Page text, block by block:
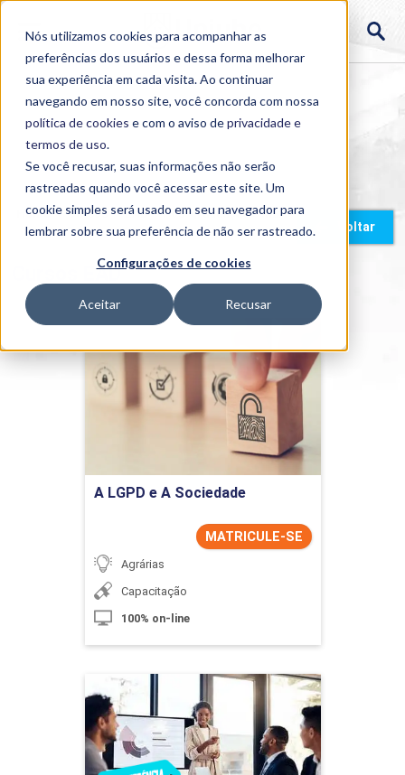
Nós utilizamos cookies para acompanhar as
preferências dos usuários e dessa forma melhorar
sua experiência em cada visita. Ao continuar
navegando em nosso site, você concorda com nossa
política de cookies e com o aviso deprivacidade e
termos de uso.
Se você recusar, suas informações não serão
rastreadas quando você acessar este site. Um
cookie simples será usado em seu navegador para
lembrar sobre sua preferência de não ser rastreado.
Configurações de cookies
Aceitar Recusar
Home > Cursos > EAD >Pós-graduação e MBA
Voltar
Cursos EAD
A LGPD e A Sociedade
MATRICULE-SE
Agrárias
Capacitação
100% on-line
Detalhes do curso
Ir para Inscrição
Administração
Detalhes do curso